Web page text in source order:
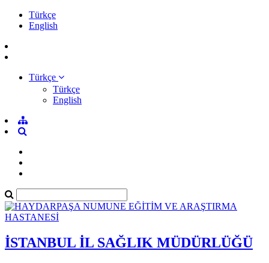
Türkçe
English
Türkçe
Türkçe
English
İSTANBUL İL SAĞLIK MÜDÜRLÜĞÜ